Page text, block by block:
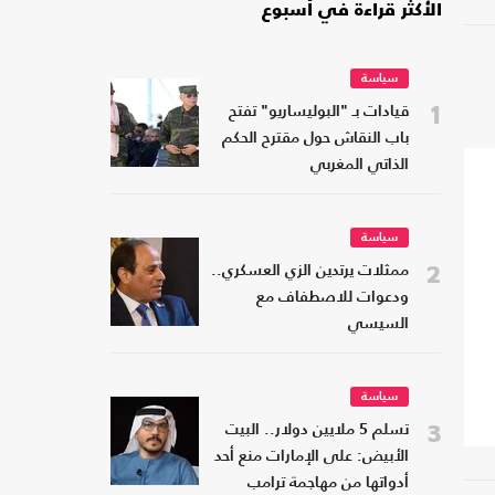
الأكثر قراءة في أسبوع
1
سياسة
قيادات بـ "البوليساريو" تفتح
باب النقاش حول مقترح الحكم
الذاتي المغربي
2
سياسة
ممثلات يرتدين الزي العسكري..
ودعوات للاصطفاف مع
السيسي
3
سياسة
تسلم 5 ملايين دولار.. البيت
الأبيض: على الإمارات منع أحد
أدواتها من مهاجمة ترامب